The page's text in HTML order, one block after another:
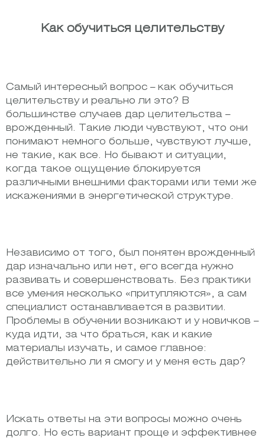
Как обучиться целительству
Самый интересный вопрос – как обучиться
целительству и реально ли это? В
большинстве случаев дар целительства –
врожденный. Такие люди чувствуют, что они
понимают немного больше, чувствуют лучше,
не такие, как все. Но бывают и ситуации,
когда такое ощущение блокируется
различными внешними факторами или теми же
искажениями в энергетической структуре.
Независимо от того, был понятен врожденный
дар изначально или нет, его всегда нужно
развивать и совершенствовать. Без практики
все умения несколько «притупляются», а сам
специалист останавливается в развитии.
Проблемы в обучении возникают и у новичков –
куда идти, за что браться, как и какие
материалы изучать, и самое главное:
действительно ли я смогу и у меня есть дар?
Искать ответы на эти вопросы можно очень
долго. Но есть вариант проще и эффективнее